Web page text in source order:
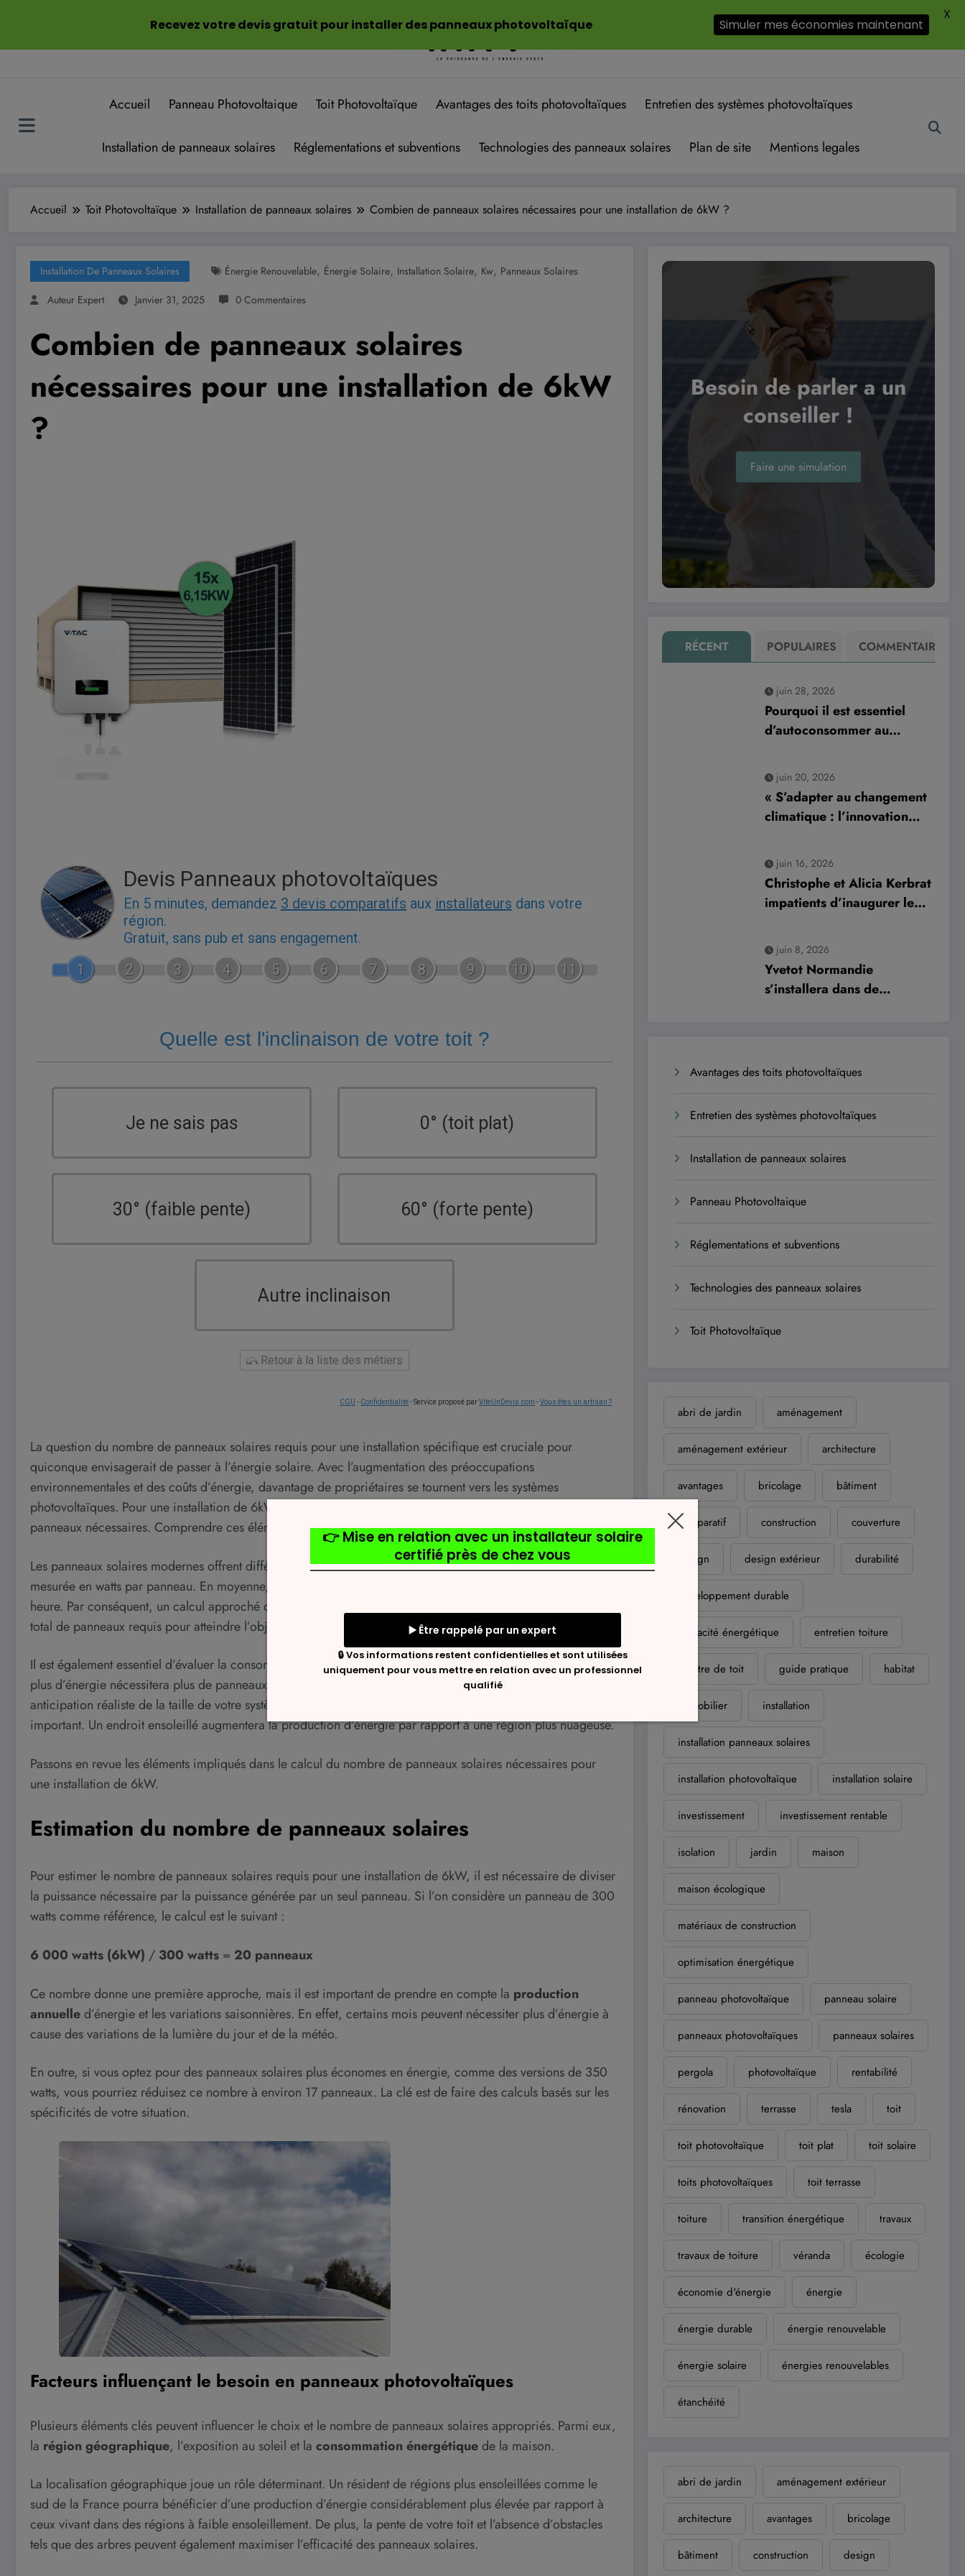
Accueil Panneau Photovoltaique Toit Photovoltaïque Avantages des toits photovoltaïques Entretien des systèmes photovoltaïques
Installation de panneaux solaires Réglementations et subventions Technologies des panneaux solaires Plan de site Mentions legales
Accueil Toit Photovoltaïque Installation de panneaux solaires Combien de panneaux solaires nécessaires pour une installation de 6kW ?
Installation De Panneaux Solaires Énergie Renouvelable, Énergie Solaire, Installation Solaire, Kw, Panneaux Solaires
Auteur Expert
Janvier 31, 2025 0 Commentaires
Combien de panneaux solaires
nécessaires pour une installation de 6kW
?
Devis Panneaux photovoltaïques
En 5 minutes, demandez 3 devis comparatifs aux installateurs dans votre
région.
Gratuit, sans pub et sans engagement.
1
2 3 4 5 6 7 8 9 10 11
Quelle est l'inclinaison de votre toit ?
Je ne sais pas 0° (toit plat)
30° (faible pente) 60° (forte pente)
Autre inclinaison
Retour à la liste des métiers
CGU - Confidentialité- Service proposé parViteUnDevis.com -Vous êtes un artisan ?
La question du nombre de panneaux solaires requis pour une installation spécifique est cruciale pour
quiconque envisagerait de passer à l’énergie solaire. Avec l’augmentation des préoccupations
environnementales et des coûts d’énergie, davantage de propriétaires se tournent vers les systèmes
photovoltaïques. Pour une installation de 6kW, plusieurs facteurs influencent le affichage du nombre de
panneaux nécessaires. Comprendre ces éléments peut vous aider à mieux planifier votre projet solaire.
Les panneaux solaires modernes offrent différentes rendements en fonction de leur efficacité, généralement
mesurée en watts par panneau. En moyenne, un panneau solaire standard génère entre 250 et 350 watts par
heure. Par conséquent, un calcul approché doit prendre en compte ce facteur clé pour déterminer le nombre
total de panneaux requis pour atteindre l’objectif de 6 kW.
Il est également essentiel d’évaluer la consommation énergétique de votre foyer. Une maison consommant
plus d’énergie nécessitera plus de panneaux solaires. Connaître votre consommation peut proposer une
anticipation réaliste de la taille de votre système. De plus, l’emplacement géographique joue un rôle
important. Un endroit ensoleillé augmentera la production d’énergie par rapport à une région plus nuageuse.
Passons en revue les éléments impliqués dans le calcul du nombre de panneaux solaires nécessaires pour
une installation de 6kW.
Estimation du nombre de panneaux solaires
Pour estimer le nombre de panneaux solaires requis pour une installation de 6kW, il est nécessaire de diviser
la puissance nécessaire par la puissance générée par un seul panneau. Si l’on considère un panneau de 300
watts comme référence, le calcul est le suivant :
6 000 watts (6kW) / 300 watts = 20 panneaux
Ce nombre donne une première approche, mais il est important de prendre en compte la production
annuelled’énergie et les variations saisonnières. En effet, certains mois peuvent nécessiter plus d’énergie à
cause des variations de la lumière du jour et de la météo.
En outre, si vous optez pour des panneaux solaires plus économes en énergie, comme des versions de 350
watts, vous pourriez réduisez ce nombre à environ 17 panneaux. La clé est de faire des calculs basés sur les
spécificités de votre situation.
Facteurs influençant le besoin en panneaux photovoltaïques
Plusieurs éléments clés peuvent influencer le choix et le nombre de panneaux solaires appropriés. Parmi eux,
la région géographique, l’exposition au soleil et la consommation énergétiquede la maison.
La localisation géographique joue un rôle déterminant. Un résident de régions plus ensoleillées comme le
sud de la France pourra bénéficier d’une production d’énergie considérablement plus élevée par rapport à
ceux vivant dans des régions à faible ensoleillement. De plus, la pente de votre toit et l’absence d’obstacles
tels que des arbres peuvent également maximiser l’efficacité des panneaux solaires.
Besoin de parler a un
conseiller !
Faire une simulation
RÉCENT POPULAIRES COMMENTAIRE
juin 28, 2026
Pourquoi il est essentiel
d’autoconsommer au
production d’électricité
solaire : enjeux et solutions
pour le photovoltaïque
résidentiel
juin 20, 2026
« S’adapter au changement
climatique : l’innovation
véhicule révolutionnaire »
juin 16, 2026
Christophe et Alicia Kerbrat
impatients d’inaugurer leur
à Plourin-lès-Morlaix
juin 8, 2026
Yvetot Normandie
s’installera dans de
usagers et des agents
Avantages des toits photovoltaïques
Entretien des systèmes photovoltaïques
Installation de panneaux solaires
Panneau Photovoltaique
Réglementations et subventions
Technologies des panneaux solaires
Toit Photovoltaïque
abri de jardin aménagement
aménagement extérieur architecture
avantages bricolage bâtiment
comparatif construction couverture
design design extérieur durabilité
développement durable
efficacité énergétique entretien toiture
fenêtre de toit guide pratique habitat
immobilier installation
installation panneaux solaires
installation photovoltaïque installation solaire
investissement investissement rentable
isolation jardin maison
maison écologique
matériaux de construction
optimisation énergétique
panneau photovoltaïque panneau solaire
panneaux photovoltaïques panneaux solaires
pergola photovoltaïque rentabilité
rénovation terrasse tesla toit
toit photovoltaïque toit plat toit solaire
toits photovoltaïques toit terrasse
toiture transition énergétique travaux
travaux de toiture véranda écologie
économie d'énergie énergie
énergie durable énergie renouvelable
énergie solaire énergies renouvelables
étanchéité
abri de jardin aménagement extérieur
architecture avantages bricolage
bâtiment construction design
Recevez votre devis gratuit pour installer des panneaux photovoltaïque Simuler mes économies maintenant
X